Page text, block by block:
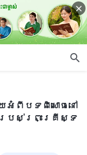
អំពីបទពិសោធនៅ
របស់ព្រះគ្រីស្ទ